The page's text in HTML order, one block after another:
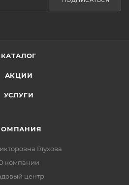
КАТАЛОГ
АКЦИИ
УСЛУГИ
Глухова
компании
центр